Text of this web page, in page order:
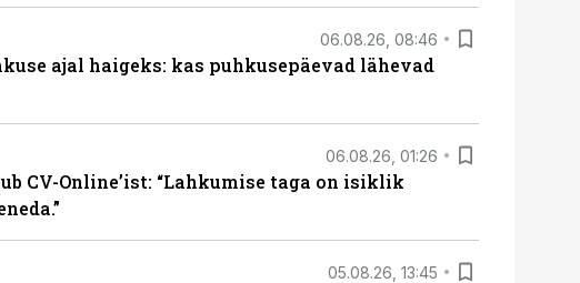
06.08.26, 08:46
ajal haigeks: kas puhkusepäevad lähevad
06.08.26, 01:26
CV-Online’ist: “Lahkumise taga on isiklik
05.08.26, 13:45